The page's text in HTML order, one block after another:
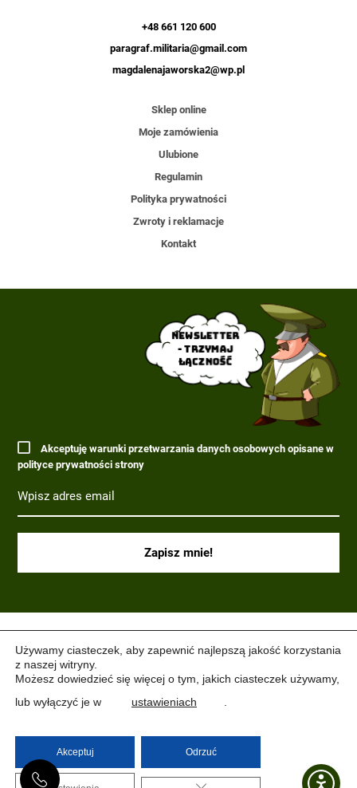
+48 661 120 600
paragraf.militaria@gmail.com
magdalenajaworska2@wp.pl
Sklep online
Moje zamówienia
Ulubione
Regulamin
Polityka prywatności
Zwroty i reklamacje
Kontakt
Akceptuję warunki przetwarzania danych osobowych opisane w
polityce prywatności strony
Newsletter
- trzymaj
łączność
(C) 2017-2022 PARAGRAF MILITARIA.
Używamy ciasteczek, aby zapewnić najlepszą jakość korzystania
z naszej witryny.
Możesz dowiedzieć się więcej o tym, jakich ciasteczek używamy,
lub wyłączyć je w
ustawieniach
Akceptuj Odrzuć